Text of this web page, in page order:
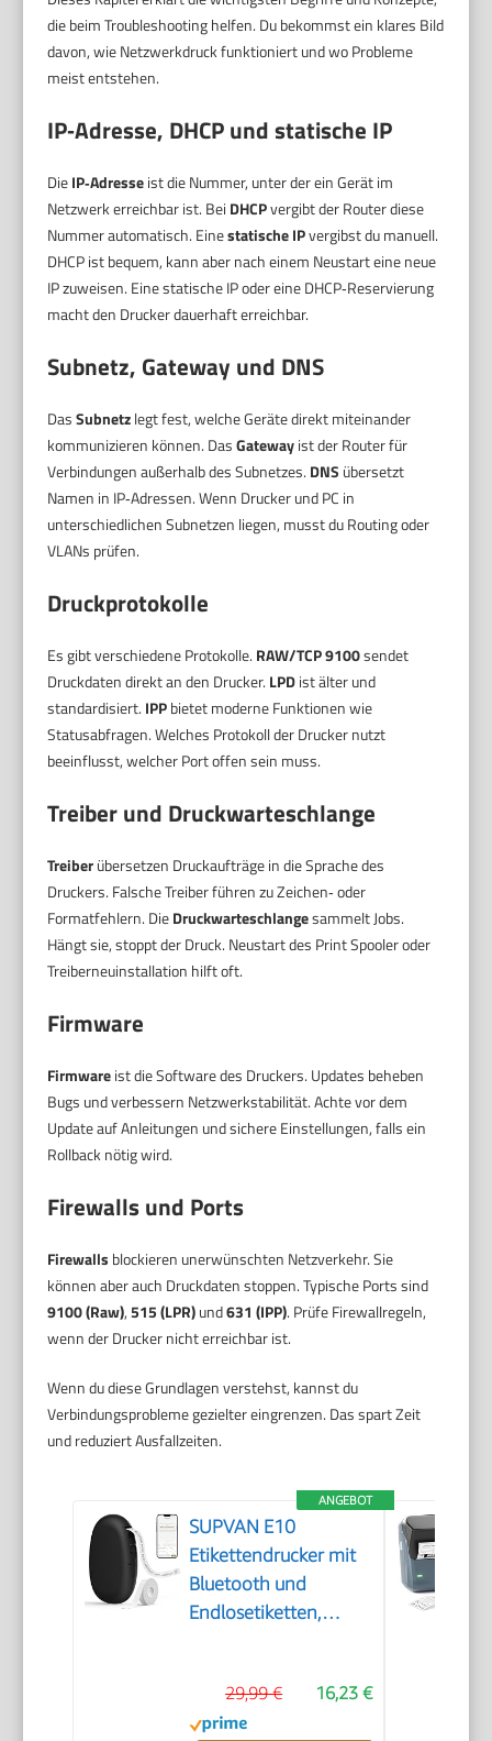
die beim Troubleshooting helfen. Du bekommst ein klares Bild
davon, wie Netzwerkdruck funktioniert und wo Probleme
meist entstehen.
IP‑Adresse, DHCP und statische IP
DieIP‑Adresseist die Nummer, unter der ein Gerät im
Netzwerk erreichbar ist. Bei DHCPvergibt der Router diese
Nummer automatisch. Einestatische IPvergibst du manuell.
DHCP ist bequem, kann aber nach einem Neustart eine neue
IP zuweisen. Eine statische IP oder eine DHCP‑Reservierung
macht den Drucker dauerhaft erreichbar.
Subnetz, Gateway und DNS
DasSubnetzlegt fest, welche Geräte direkt miteinander
kommunizieren können. DasGatewayist der Router für
Verbindungen außerhalb des Subnetzes. DNS übersetzt
Namen in IP‑Adressen. Wenn Drucker und PC in
unterschiedlichen Subnetzen liegen, musst du Routing oder
VLANs prüfen.
Druckprotokolle
Es gibt verschiedene Protokolle. RAW/TCP 9100sendet
Druckdaten direkt an den Drucker. LPDist älter und
standardisiert. IPPbietet moderne Funktionen wie
Statusabfragen. Welches Protokoll der Drucker nutzt
beeinflusst, welcher Port offen sein muss.
Treiber und Druckwarteschlange
Treiberübersetzen Druckaufträge in die Sprache des
Druckers. Falsche Treiber führen zu Zeichen‑ oder
Formatfehlern. DieDruckwarteschlangesammelt Jobs.
Hängt sie, stoppt der Druck. Neustart des Print Spooler oder
Treiberneuinstallation hilft oft.
Firmware
Firmwareist die Software des Druckers. Updates beheben
Bugs und verbessern Netzwerkstabilität. Achte vor dem
Update auf Anleitungen und sichere Einstellungen, falls ein
Rollback nötig wird.
Firewalls und Ports
Firewalls blockieren unerwünschten Netzverkehr. Sie
können aber auch Druckdaten stoppen. Typische Ports sind
9100 (Raw),515 (LPR)und631 (IPP). Prüfe Firewallregeln,
wenn der Drucker nicht erreichbar ist.
Wenn du diese Grundlagen verstehst, kannst du
Verbindungsprobleme gezielter eingrenzen. Das spart Zeit
und reduziert Ausfallzeiten.
ANGEBOT
SUPVAN E10
Etikettendrucker mit
Bluetooth und
Endlosetiketten,
16,23 €
29,99 €